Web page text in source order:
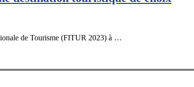
de Tourisme (FITUR 2023) à …